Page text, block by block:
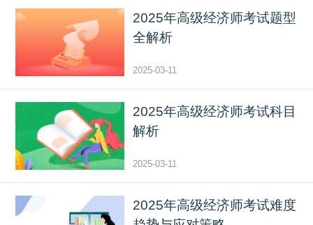
2025年高级经济师考试题型
全解析
2025-03-11
2025年高级经济师考试科目
解析
2025-03-11
2025年高级经济师考试难度